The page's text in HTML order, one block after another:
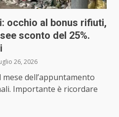
occhio al bonus rifiuti,
sconto del 25%.
26, 2026
dell’appuntamento
Importante è ricordare